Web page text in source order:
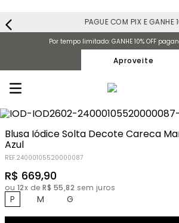
PAGUE COM PIX E GANHE
Por tempo limitado: GANHE 10% OFF
Aproveite
Blusa Iódice Solta Decote Careca
Azul
REF.24000105520000087
R$ 669,90
ou 12x de R$ 55,82 sem juros
P M G